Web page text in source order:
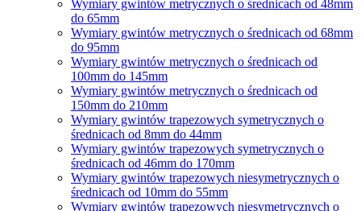
Wymiary gwintów metrycznych o średnicach od 48mm
do 65mm
Wymiary gwintów metrycznych o średnicach od 68mm
do 95mm
Wymiary gwintów metrycznych o średnicach od
100mm do 145mm
Wymiary gwintów metrycznych o średnicach od
150mm do 210mm
Wymiary gwintów trapezowych symetrycznych o
średnicach od 8mm do 44mm
Wymiary gwintów trapezowych symetrycznych o
średnicach od 46mm do 170mm
Wymiary gwintów trapezowych niesymetrycznych o
średnicach od 10mm do 55mm
Wymiary gwintów trapezowych niesymetrycznych o